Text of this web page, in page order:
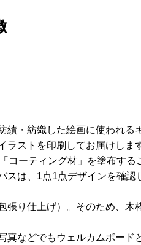
績・紡織した絵画に使われる
ストを印刷してお届けしま
コーティング材」を塗布する
スは、1点1点デザインを確認
り仕上げ）。そのため、木
などでもウェルカムボード